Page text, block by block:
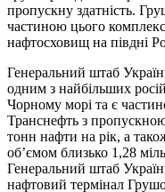
пропускну здатність.
частиною цього
нафтосховищ на півдні
Генеральний штаб
одним з найбільших
Чорному морі та є
Транснефть з
тонн нафти на рік, а
об’ємом близько 1,28
Генеральний штаб
нафтовий термінал